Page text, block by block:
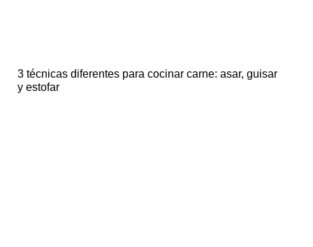
3 técnicas diferentes para cocinar carne: asar, guisar
y estofar